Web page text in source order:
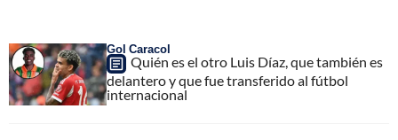
Gol Caracol
Quién es el otro Luis Díaz, que también es
delantero y que fue transferido al fútbol
internacional